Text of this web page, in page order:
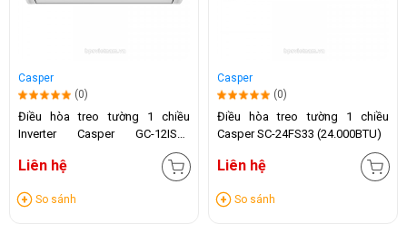
Casper
(0)
Điều hòa treo tường 1 chiều
Inverter Casper GC-12IS35
Liên hệ
So sánh
Casper
(0)
Điều hòa treo tường 1 chiều
Casper SC-24FS33 (24.000BTU)
Liên hệ
So sánh